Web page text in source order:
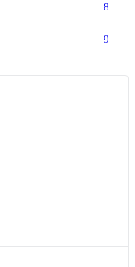
8
9